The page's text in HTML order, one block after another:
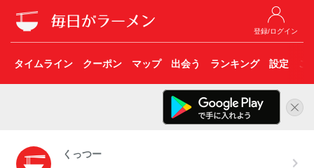
登録/ログイン
タイムライン クーポン マップ 出会う ランキング 設定 こ
くっつー